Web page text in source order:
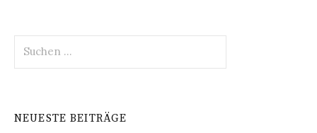
nach:
NEUESTE BEITRÄGE